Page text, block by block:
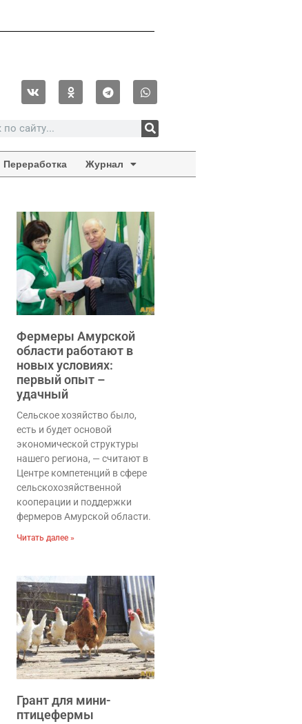
Переработка Журнал
Фермеры Амурской
области работают в
новых условиях:
первый опыт –
удачный
Сельское хозяйство было,
есть и будет основой
экономической структуры
нашего региона, — считают в
Центре компетенций в сфере
сельскохозяйственной
кооперации и поддержки
фермеров Амурской области.
Читать далее »
Грант для мини-
птицефермы